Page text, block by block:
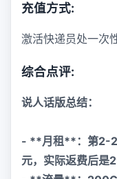
充值方式:
激活快递员处一次
综合点评:
说人话版总结：
- **月租**：第2-
元，实际返费后是